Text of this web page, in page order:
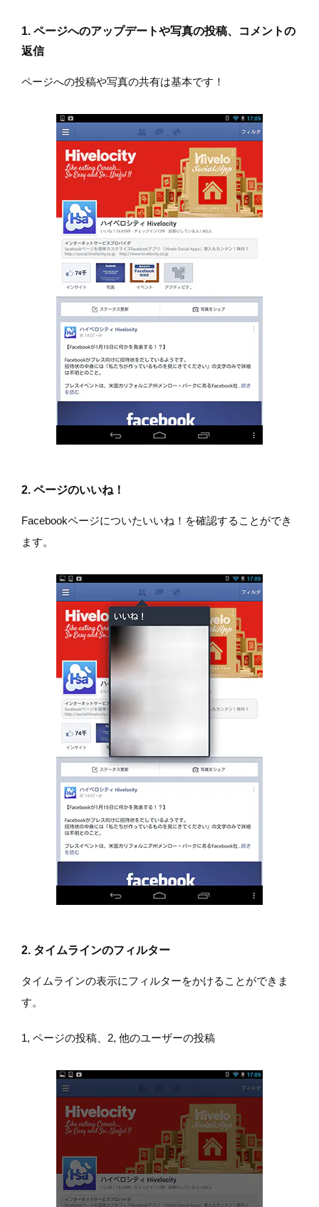
1. ページへのアップデートや写真の投稿、コメントの
返信
ページへの投稿や写真の共有は基本です！
2. ページのいいね！
Facebookページについたいいね！を確認することができ
ます。
2. タイムラインのフィルター
タイムラインの表示にフィルターをかけることができま
す。
1, ページの投稿、2, 他のユーザーの投稿